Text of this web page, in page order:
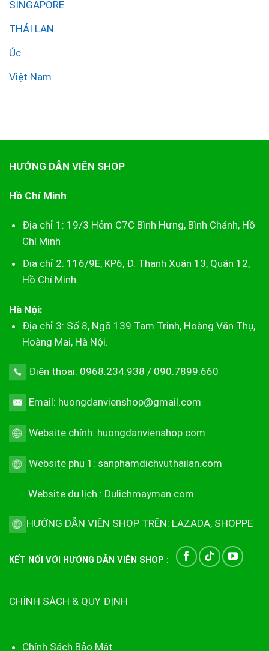
SINGAPORE
THÁI LAN
Úc
Việt Nam
HƯỚNG DẪN VIÊN SHOP
Hồ Chí Minh
Địa chỉ 1: 19/3 Hẻm C7C Bình Hưng, Bình Chánh, Hồ
Chí Minh
Địa chỉ 2: 116/9E, KP6, Đ. Thạnh Xuân 13, Quận 12,
Hồ Chí Minh
Hà Nội:
Địa chỉ 3: Số 8, Ngõ 139 Tam Trinh, Hoàng Văn Thụ,
Hoàng Mai, Hà Nội.
Điện thoại: 0968.234.938 / 090.7899.660
Email: huongdanvienshop@gmail.com
Website chính: huongdanvienshop.com
Website phụ 1: sanphamdichvuthailan.com
Website du lịch : Dulichmayman.com
HƯỚNG DẪN VIÊN SHOP TRÊN: LAZADA, SHOPPE
KẾT NỐI VỚI HƯỚNG DẪN VIÊN SHOP :
CHÍNH SÁCH & QUY ĐỊNH
Chính Sách Bảo Mật